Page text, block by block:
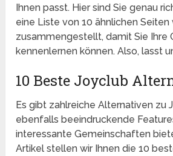
Ihnen passt. Hier sind Sie genau
eine Liste von 10 ähnlichen Seiten
zusammengestellt, damit Sie Ihre
kennenlernen können. Also, lasst
10 Beste Joyclub
Es gibt zahlreiche Alternativen zu
ebenfalls beeindruckende
interessante Gemeinschaften
Artikel stellen wir Ihnen die 10